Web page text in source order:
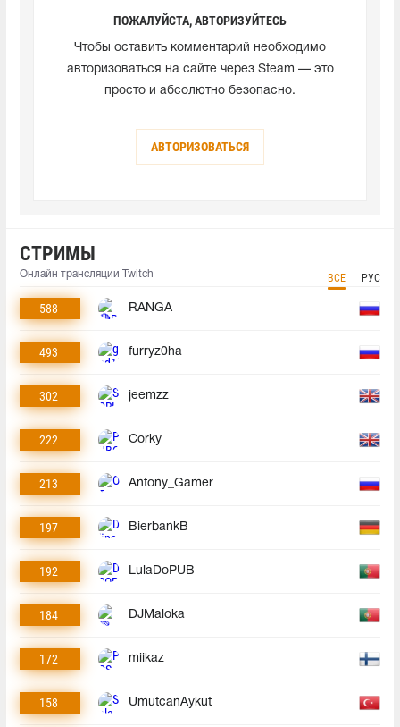
ПОЖАЛУЙСТА, АВТОРИЗУЙТЕСЬ
Чтобы оставить комментарий необходимо
авторизоваться на сайте через Steam — это
просто и абсолютно безопасно.
АВТОРИЗОВАТЬСЯ
СТРИМЫ
Онлайн трансляции Twitch ВСЕ РУС
588 RANGA
493 furryz0ha
302 jeemzz
222 Corky
213 Antony_Gamer
197 BierbankB
192 LulaDoPUB
184 DJMaloka
172 miikaz
158 UmutcanAykut